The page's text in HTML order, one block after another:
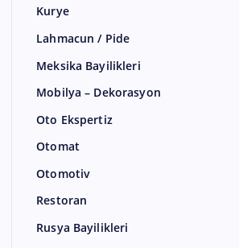
Kurye
Lahmacun / Pide
Meksika Bayilikleri
Mobilya – Dekorasyon
Oto Ekspertiz
Otomat
Otomotiv
Restoran
Rusya Bayilikleri